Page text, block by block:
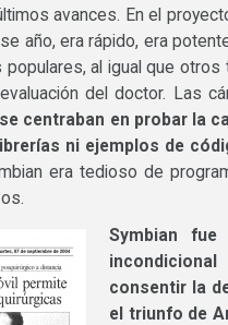
avances. En el
año, era rápido, era
al igual que
del doctor. Las
centraban en probar la
ni ejemplos de
era tedioso de
Symbian
consentir la
el triunfo de